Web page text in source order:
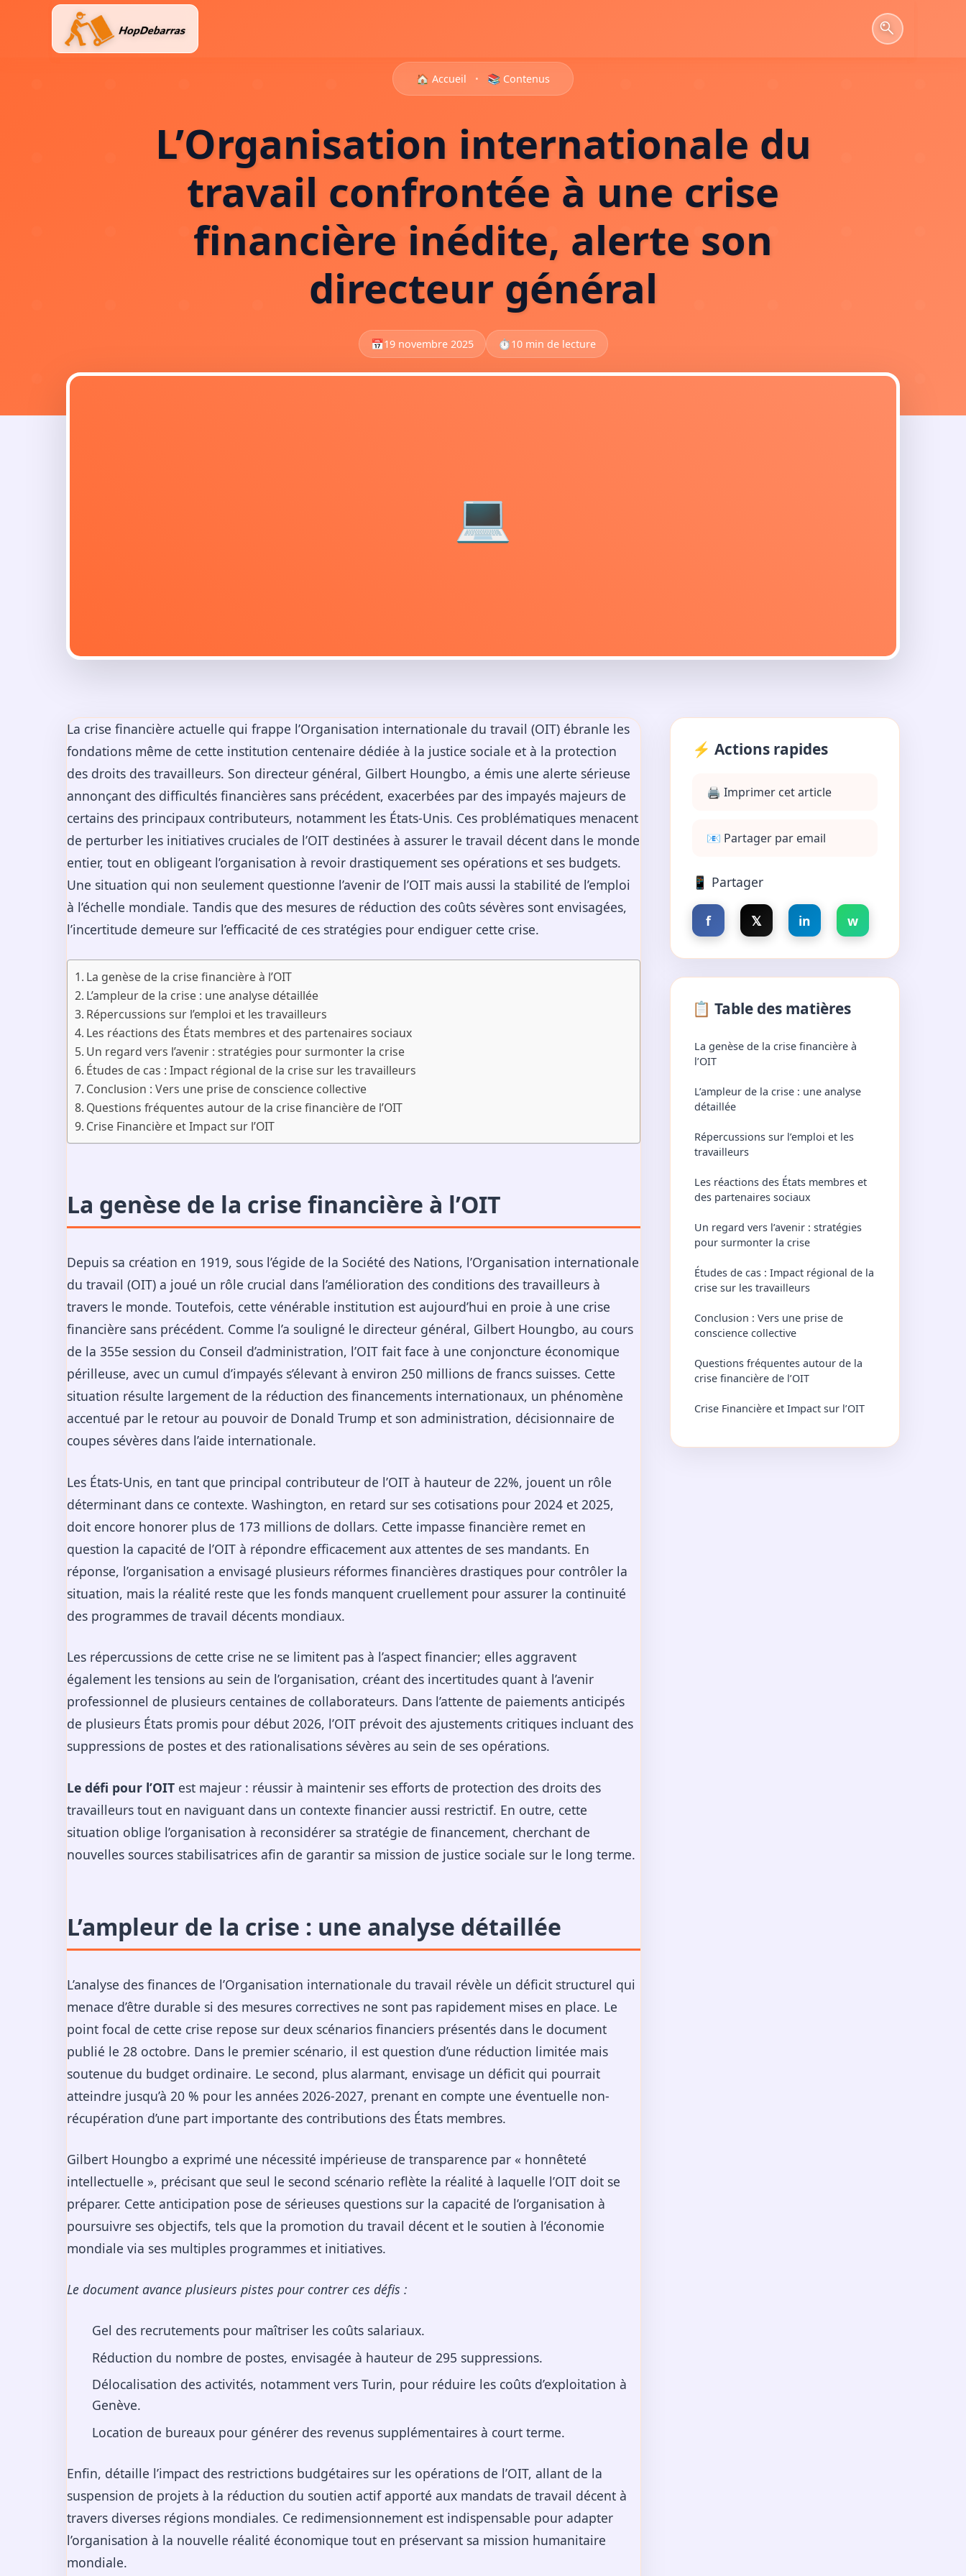
🏠 Accueil • 📚 Contenus
L’Organisation internationale du
travail confrontée à une crise
financière inédite, alerte son
directeur général
📅19 novembre 2025 ⏱️10 min de lecture
💻
La crise financière actuelle qui frappe l’Organisation internationale du travail (OIT) ébranle les
fondations même de cette institution centenaire dédiée à la justice sociale et à la protection
des droits des travailleurs. Son directeur général, Gilbert Houngbo, a émis une alerte sérieuse
annonçant des difficultés financières sans précédent, exacerbées par des impayés majeurs de
certains des principaux contributeurs, notamment les États-Unis. Ces problématiques menacent
de perturber les initiatives cruciales de l’OIT destinées à assurer le travail décent dans le monde
entier, tout en obligeant l’organisation à revoir drastiquement ses opérations et ses budgets.
Une situation qui non seulement questionne l’avenir de l’OIT mais aussi la stabilité de l’emploi
à l’échelle mondiale. Tandis que des mesures de réduction des coûts sévères sont envisagées,
l’incertitude demeure sur l’efficacité de ces stratégies pour endiguer cette crise.
La genèse de la crise financière à l’OIT
L’ampleur de la crise : une analyse détaillée
Répercussions sur l’emploi et les travailleurs
Les réactions des États membres et des partenaires sociaux
Un regard vers l’avenir : stratégies pour surmonter la crise
Études de cas : Impact régional de la crise sur les travailleurs
Conclusion : Vers une prise de conscience collective
Questions fréquentes autour de la crise financière de l’OIT
Crise Financière et Impact sur l’OIT
La genèse de la crise financière à l’OIT
Depuis sa création en 1919, sous l’égide de la Société des Nations, l’Organisation internationale
du travail (OIT) a joué un rôle crucial dans l’amélioration des conditions des travailleurs à
travers le monde. Toutefois, cette vénérable institution est aujourd’hui en proie à une crise
financière sans précédent. Comme l’a souligné le directeur général, Gilbert Houngbo, au cours
de la 355e session du Conseil d’administration, l’OIT fait face à une conjoncture économique
périlleuse, avec un cumul d’impayés s’élevant à environ 250 millions de francs suisses. Cette
situation résulte largement de la réduction des financements internationaux, un phénomène
accentué par le retour au pouvoir de Donald Trump et son administration, décisionnaire de
coupes sévères dans l’aide internationale.
Les États-Unis, en tant que principal contributeur de l’OIT à hauteur de 22%, jouent un rôle
déterminant dans ce contexte. Washington, en retard sur ses cotisations pour 2024 et 2025,
doit encore honorer plus de 173 millions de dollars. Cette impasse financière remet en
question la capacité de l’OIT à répondre efficacement aux attentes de ses mandants. En
réponse, l’organisation a envisagé plusieurs réformes financières drastiques pour contrôler la
situation, mais la réalité reste que les fonds manquent cruellement pour assurer la continuité
des programmes de travail décents mondiaux.
Les répercussions de cette crise ne se limitent pas à l’aspect financier; elles aggravent
également les tensions au sein de l’organisation, créant des incertitudes quant à l’avenir
professionnel de plusieurs centaines de collaborateurs. Dans l’attente de paiements anticipés
de plusieurs États promis pour début 2026, l’OIT prévoit des ajustements critiques incluant des
suppressions de postes et des rationalisations sévères au sein de ses opérations.
Le défi pour l’OIT est majeur : réussir à maintenir ses efforts de protection des droits des
travailleurs tout en naviguant dans un contexte financier aussi restrictif. En outre, cette
situation oblige l’organisation à reconsidérer sa stratégie de financement, cherchant de
nouvelles sources stabilisatrices afin de garantir sa mission de justice sociale sur le long terme.
L’ampleur de la crise : une analyse détaillée
L’analyse des finances de l’Organisation internationale du travail révèle un déficit structurel qui
menace d’être durable si des mesures correctives ne sont pas rapidement mises en place. Le
point focal de cette crise repose sur deux scénarios financiers présentés dans le document
publié le 28 octobre. Dans le premier scénario, il est question d’une réduction limitée mais
soutenue du budget ordinaire. Le second, plus alarmant, envisage un déficit qui pourrait
atteindre jusqu’à 20 % pour les années 2026-2027, prenant en compte une éventuelle non-
récupération d’une part importante des contributions des États membres.
Gilbert Houngbo a exprimé une nécessité impérieuse de transparence par « honnêteté
intellectuelle », précisant que seul le second scénario reflète la réalité à laquelle l’OIT doit se
préparer. Cette anticipation pose de sérieuses questions sur la capacité de l’organisation à
poursuivre ses objectifs, tels que la promotion du travail décent et le soutien à l’économie
mondiale via ses multiples programmes et initiatives.
Le document avance plusieurs pistes pour contrer ces défis :
Gel des recrutements pour maîtriser les coûts salariaux.
Réduction du nombre de postes, envisagée à hauteur de 295 suppressions.
Délocalisation des activités, notamment vers Turin, pour réduire les coûts d’exploitation à
Genève.
Location de bureaux pour générer des revenus supplémentaires à court terme.
Enfin, détaille l’impact des restrictions budgétaires sur les opérations de l’OIT, allant de la
suspension de projets à la réduction du soutien actif apporté aux mandats de travail décent à
travers diverses régions mondiales. Ce redimensionnement est indispensable pour adapter
l’organisation à la nouvelle réalité économique tout en préservant sa mission humanitaire
mondiale.
⚡ Actions rapides
🖨️ Imprimer cet article
📧 Partager par email
📱 Partager
f 𝕏 in w
📋 Table des matières
La genèse de la crise financière à
l’OIT
L’ampleur de la crise : une analyse
détaillée
Répercussions sur l’emploi et les
travailleurs
Les réactions des États membres et
des partenaires sociaux
Un regard vers l’avenir : stratégies
pour surmonter la crise
Études de cas : Impact régional de la
crise sur les travailleurs
Conclusion : Vers une prise de
conscience collective
Questions fréquentes autour de la
crise financière de l’OIT
Crise Financière et Impact sur l’OIT